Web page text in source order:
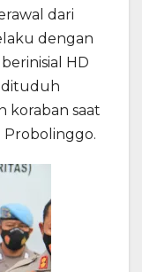
dari
dengan
HD
dituduh
koraban saat
Probolinggo.